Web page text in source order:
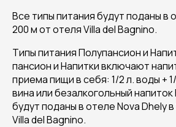
Все типы питания будут поданы в
200 м от отеля Villa del Bagnino.
Типы питания Полупансион и
пансион и Напитки включают
приема пищи в себя: 1/2 л. воды +
вина или безалкогольный
будут поданы в отеле Nova Dhely
Villa del Bagnino.